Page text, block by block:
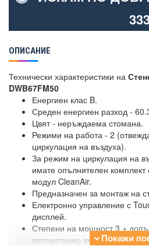
ОПИСАНИЕ
Технически характеристики на
DWB67FM50
Енергиен клас B.
Среден енергиен разход -
Цвят - неръждаема стомана.
Режими на работа - 2
циркулация на въздуха).
За режим на циркулация на
имате опълнителен комплект
модул CleanAir.
Предназначен за монтаж на
Електронно управление с
дисплей.
Степени на мощност 3 +
автоматично включване през